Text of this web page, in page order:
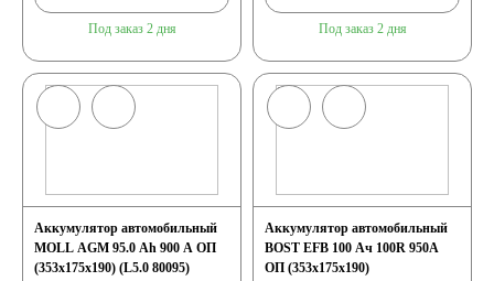
кассовых аппаратов
Электро и гольф
Электропогрузчики
Под заказ 2 дня Под заказ 2 дня
Аккумулятор автомобильный
MOLL AGM 95.0 Ah 900 A ОП
(353x175x190) (L5.0 80095)
Аккумулятор автомобильный
BOST EFB 100 Ач 100R 950A
ОП (353x175x190)